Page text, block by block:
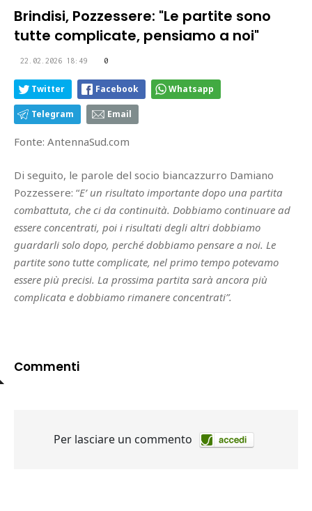
Brindisi, Pozzessere: "Le partite sono
tutte complicate, pensiamo a noi"
22.02.2026 18:49 0
Twitter Facebook Whatsapp
Telegram Email
Fonte: AntennaSud.com
Di seguito, le parole del socio biancazzurro Damiano
Pozzessere: “E’ un risultato importante dopo una partita
combattuta, che ci da continuità. Dobbiamo continuare ad
essere concentrati, poi i risultati degli altri dobbiamo
guardarli solo dopo, perché dobbiamo pensare a noi. Le
partite sono tutte complicate, nel primo tempo potevamo
essere più precisi. La prossima partita sarà ancora più
complicata e dobbiamo rimanere concentrati”.
Commenti